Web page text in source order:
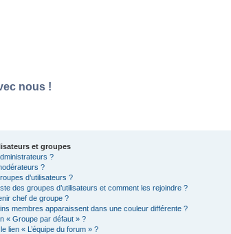
nous !
et groupes
?
?
d’utilisateurs ?
des groupes d’utilisateurs et comment les rejoindre ?
chef de groupe ?
membres apparaissent dans une couleur différente ?
« Groupe par défaut » ?
lien « L’équipe du forum » ?